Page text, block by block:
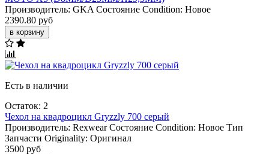
Производитель: GKA Состояние Condition: Новое
2390.80 руб
в корзину
Есть в наличии
Остаток: 2
Чехол на квадроцикл Gryzzly 700 серый
Производитель: Rexwear Состояние Condition: Новое Тип
Запчасти Originality: Оригинал
3500 руб